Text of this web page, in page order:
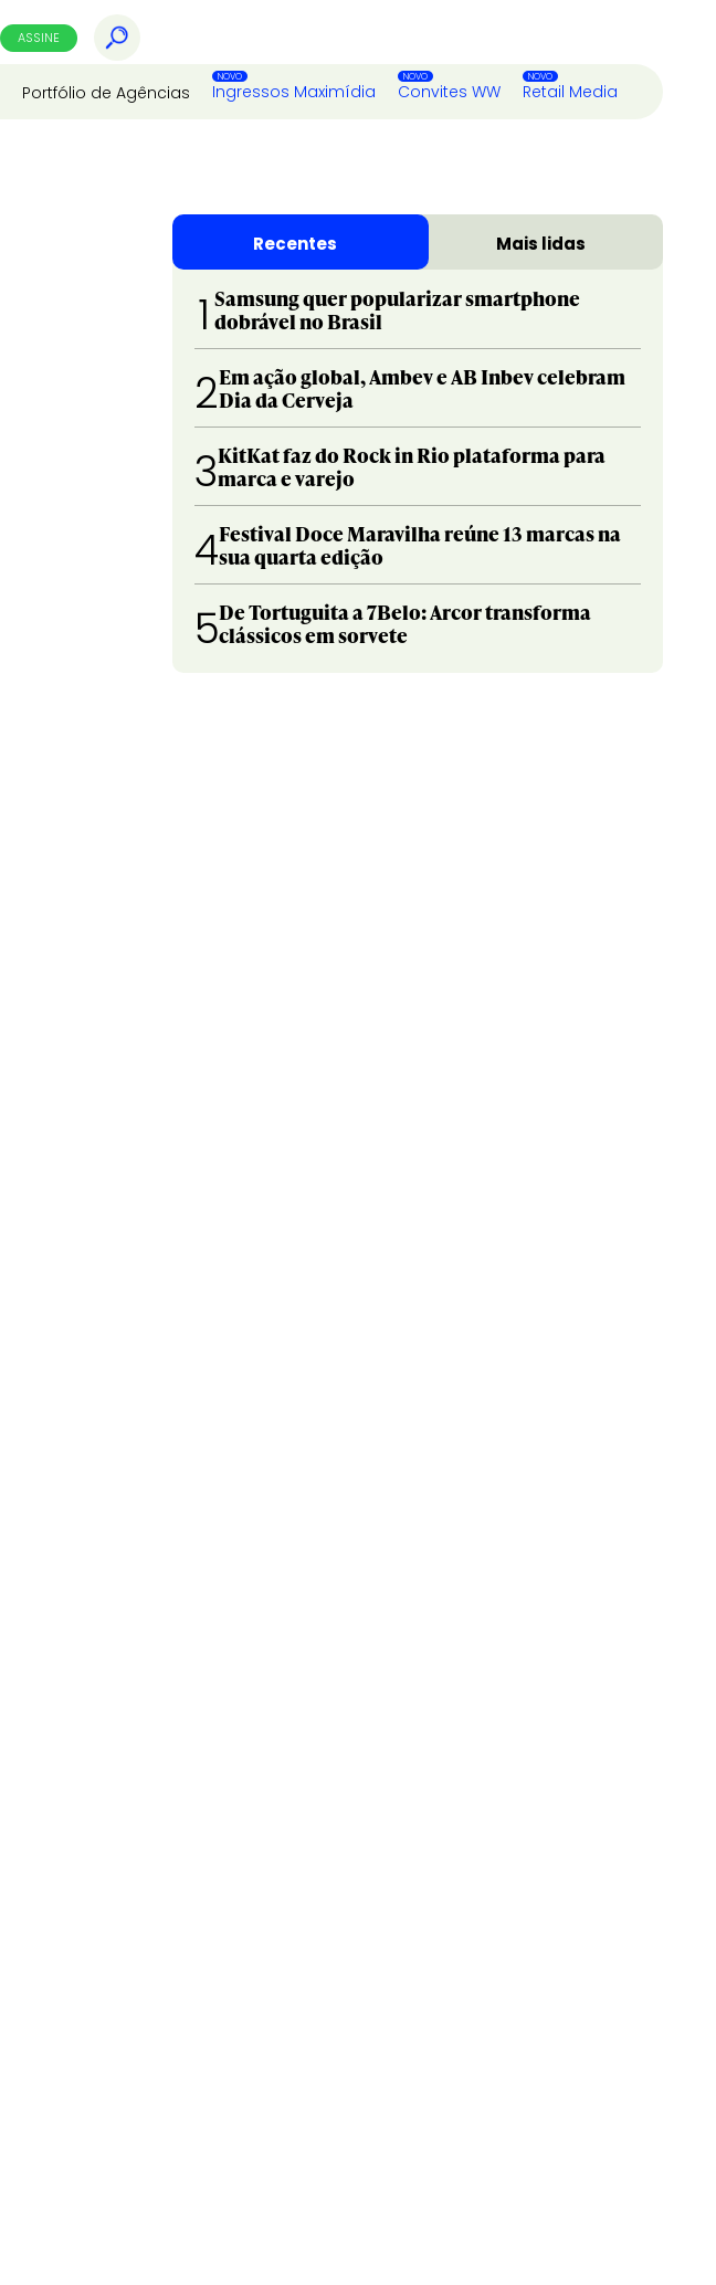
ASSINE
Portfólio de Agências Ingressos Maximídia Convites WW Retail Media
Recentes Mais lidas
1 Samsung quer popularizar smartphone
dobrável no Brasil
2Em ação global, Ambev e AB Inbev celebram
Dia da Cerveja
3KitKat faz do Rock in Rio plataforma para
marca e varejo
4Festival Doce Maravilha reúne 13 marcas na
sua quarta edição
5De Tortuguita a 7Belo: Arcor transforma
clássicos em sorvete